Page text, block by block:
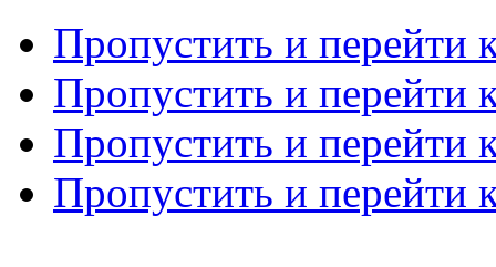
Пропустить и перейти
Пропустить и перейти
Пропустить и перейти
Пропустить и перейти